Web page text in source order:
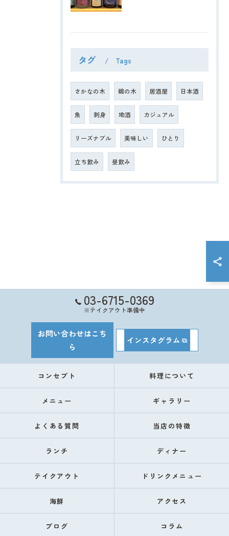
タグ Tags
さかなの木 鵜の木 居酒屋 日本酒
魚 刺身 地酒 カジュアル
リーズナブル 美味しい ひとり
立ち飲み 昼飲み
03-6715-0369
※テイクアウト準備中
お問い合わせはこち
ら
インスタグラム
コンセプト 料理について
メニュー ギャラリー
よくある質問 当店の特徴
ランチ ディナー
テイクアウト ドリンクメニュー
海鮮 アクセス
ブログ コラム